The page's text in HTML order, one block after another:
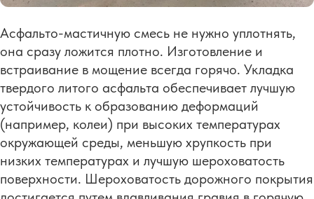
Асфальто-мастичную смесь не нужно уплотнять,
она сразу ложится плотно. Изготовление и
встраивание в мощение всегда горячо. Укладка
твердого литого асфальта обеспечивает лучшую
устойчивость к образованию деформаций
(например, колеи) при высоких температурах
окружающей среды, меньшую хрупкость при
низких температурах и лучшую шероховатость
поверхности. Шероховатость дорожного покрытия